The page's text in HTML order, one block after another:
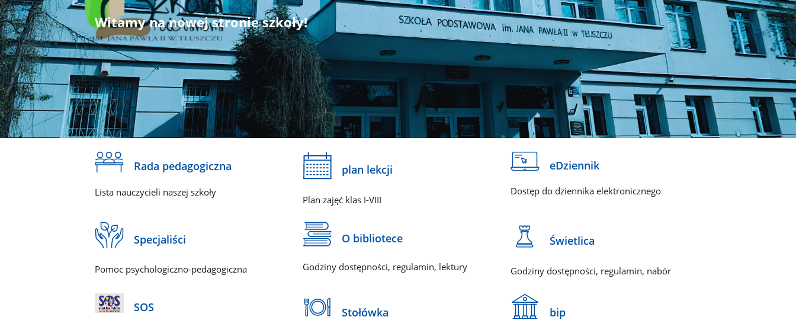
Witamy na nowej stronie szkoły!
Rada pedagogiczna
Lista nauczycieli naszej szkoły
plan lekcji
Plan zajęć klas I-VIII
eDziennik
Dostęp do dziennika elektronicznego
Specjaliści
Pomoc psychologiczno-pedagogiczna
O bibliotece
Godziny dostępności, regulamin, lektury
Świetlica
Godziny dostępności, regulamin, nabór
SOS Stołówka bip